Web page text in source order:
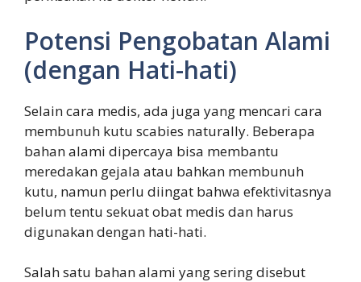
Potensi Pengobatan Alami
(dengan Hati-hati)
Selain cara medis, ada juga yang mencari cara
membunuh kutu scabies naturally. Beberapa
bahan alami dipercaya bisa membantu
meredakan gejala atau bahkan membunuh
kutu, namun perlu diingat bahwa efektivitasnya
belum tentu sekuat obat medis dan harus
digunakan dengan hati-hati.
Salah satu bahan alami yang sering disebut